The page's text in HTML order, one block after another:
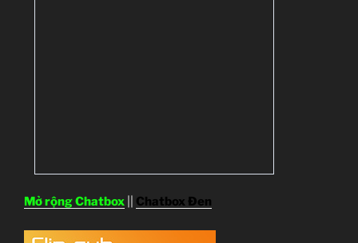
Mở rộng Chatbox Chatbox Đen